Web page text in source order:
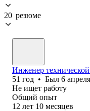
20 резюме
Инженер
51 год • Был 6 апреля
Не ищет работу
Общий опыт
12 лет 10 месяцев